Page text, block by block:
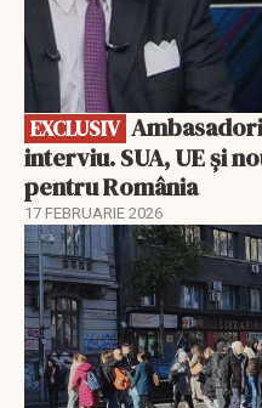
EXCLUSIV
interviu. SUA, UE și
pentru România
17 FEBRUARIE 2026